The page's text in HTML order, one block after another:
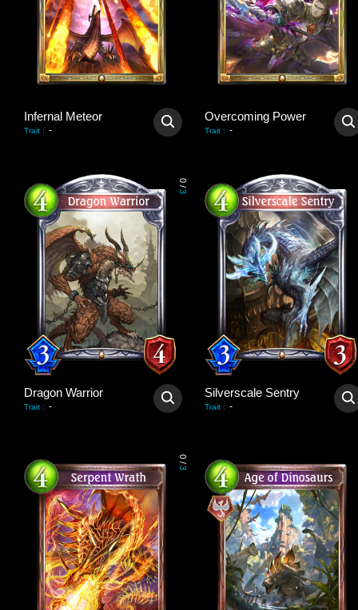
Infernal Meteor
Trait : -
Overcoming Power
Trait : -
0
/
3
Dragon Warrior
Trait : -
Silverscale Sentry
Trait : -
0
/
3